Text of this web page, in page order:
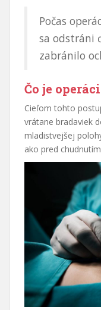
Počas
sa odstráni
zabránilo
Čo je
Cieľom tohto
vrátane bradaviek
mladistvejšej
ako pred